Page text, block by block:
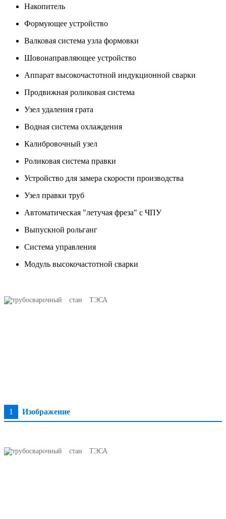
Накопитель
Формующее устройство
Валковая система узла формовки
Шовонаправляющее устройство
Аппарат высокочастотной индукционной сварки
Продвижная роликовая система
Узел удаления грата
Водная система охлаждения
Калибровочный узел
Роликовая система правки
Устройство для замера скорости производства
Узел правки труб
Автоматическая "летучая фреза" с ЧПУ
Выпускной рольганг
Система управления
Модуль высокочастотной сварки
1 Изображение